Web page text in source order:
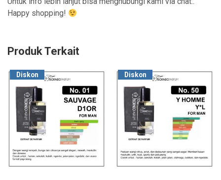
Happy shopping!
Produk Terkait
Diskon Diskon